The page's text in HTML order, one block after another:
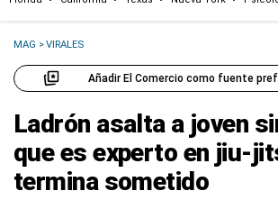
MAG >VIRALES
Añadir El Comercio como fuente
Ladrón asalta a joven
que es experto en jiu-
termina sometido